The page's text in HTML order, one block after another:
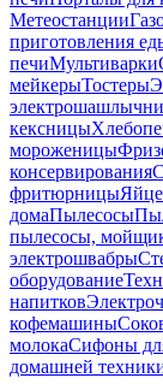
Метеостанции
приготовления
печиМультиварки
мейкерыТостеры
кексницы
мороженицы
консервирования
фритюрницы
домаПылесосы
пылесосы,
электрошвабры
оборудование
напитков
кофемашины
молокаСифоны
домашней